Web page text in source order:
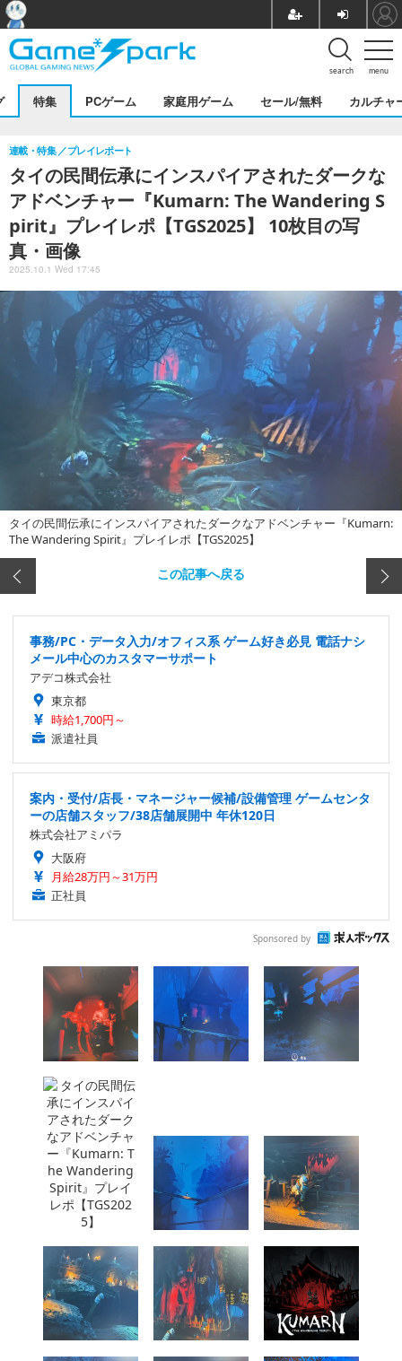
menu
search
特集 PCゲーム 家庭用ゲーム セール/無料 カルチャ
タイの民間伝承にインスパイアされたダークな
アドベンチャー『Kumarn: The Wandering S
pirit』プレイレポ【TGS2025】 10枚目の写
真・画像
連載・特集 プレイレポート
2025.10.1 Wed 17:45
タイの民間伝承にインスパイアされたダークなアドベンチャー『Kumarn:
The Wandering Spirit』プレイレポ【TGS2025】
この記事へ戻る
事務/PC・データ入力/オフィス系 ゲーム好き必見 電話ナシ
メール中心のカスタマーサポート
アデコ株式会社
東京都
時給1,700円～
派遣社員
案内・受付/店長・マネージャー候補/設備管理 ゲームセンタ
ーの店舗スタッフ/38店舗展開中 年休120日
株式会社アミパラ
大阪府
月給28万円～31万円
正社員
Sponsored by